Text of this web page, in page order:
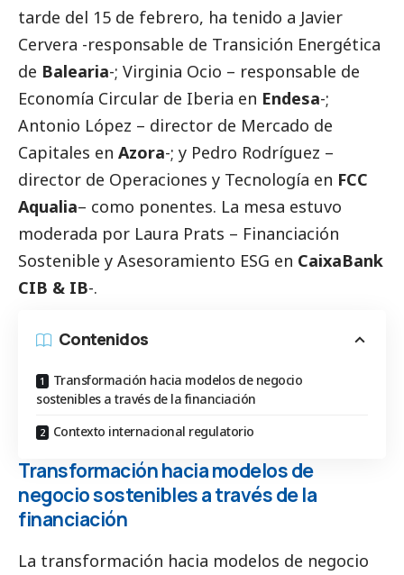
tarde del 15 de febrero, ha tenido a Javier
Cervera -responsable de Transición Energética
de Balearia-; Virginia Ocio – responsable de
Economía Circular de Iberia en Endesa-;
Antonio López – director de Mercado de
Capitales en Azora-; y Pedro Rodríguez –
director de Operaciones y Tecnología en FCC
Aqualia– como ponentes. La mesa estuvo
moderada por Laura Prats – Financiación
Sostenible y Asesoramiento ESG en CaixaBank
CIB & IB-.
Contenidos
Transformación hacia modelos de negocio
sostenibles a través de la financiación
Contexto internacional regulatorio
Transformación hacia modelos de
negocio sostenibles a través de la
financiación
La transformación hacia modelos de negocio